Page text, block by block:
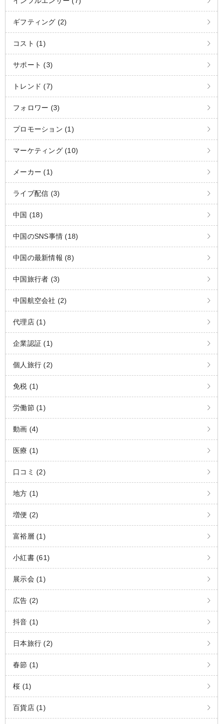
ギフティング (2)
コスト (1)
サポート (3)
トレンド (7)
フォロワー (3)
プロモーション (1)
マーケティング (10)
メーカー (1)
ライブ配信 (3)
中国 (18)
中国のSNS事情 (18)
中国の最新情報 (8)
中国旅行者 (3)
中国航空会社 (2)
代理店 (1)
企業認証 (1)
個人旅行 (2)
免税 (1)
労働節 (1)
動画 (4)
医療 (1)
口コミ (2)
地方 (1)
増便 (2)
富裕層 (1)
小紅書 (61)
展示会 (1)
広告 (2)
抖音 (1)
日本旅行 (2)
春節 (1)
桜 (1)
百貨店 (1)